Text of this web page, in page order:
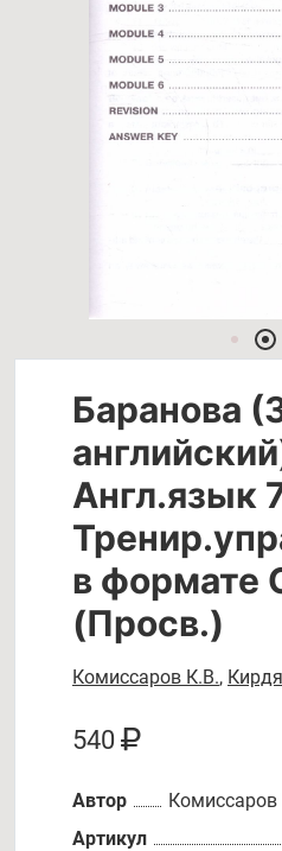
Баранова
Англ.язык
в формате
(Просв.)
Комиссаров К.В.,
540
Автор
Артикул